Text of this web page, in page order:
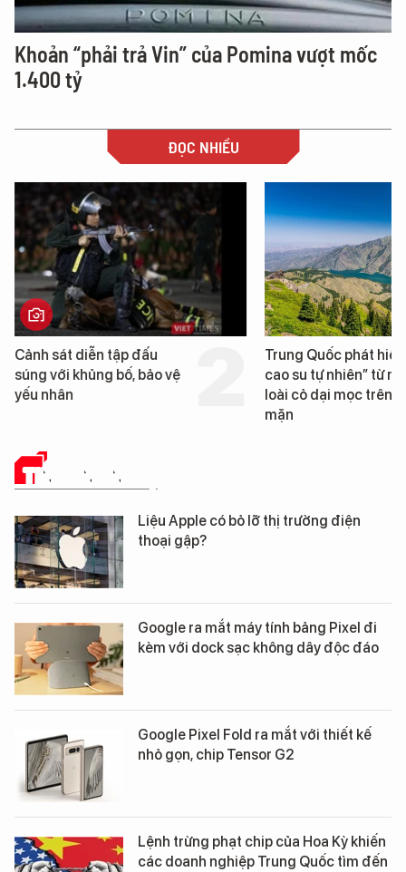
Khoản “phải trả Vin” của Pomina vượt mốc
1.400 tỷ
ĐỌC NHIỀU
Cảnh sát diễn tập đấu
súng với khủng bố, bảo vệ
yếu nhân
Trung Quốc phát hiện
cao su tự nhiên” từ
loài cỏ dại mọc trên
mặn
TIN CÔNG NGHỆ
Liệu Apple có bỏ lỡ thị trường điện
thoại gập?
Google ra mắt máy tính bảng Pixel đi
kèm với dock sạc không dây độc đáo
Google Pixel Fold ra mắt với thiết kế
nhỏ gọn, chip Tensor G2
Lệnh trừng phạt chip của Hoa Kỳ khiến
các doanh nghiệp Trung Quốc tìm đến